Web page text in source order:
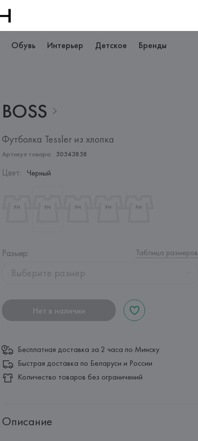
Обувь Интерьер Детское Бренды
BOSS
Футболка Tessler из хлопка
Артикул товара: 50543858
Цвет: Черный
Размер: Таблица размеров
Выберите размер
Нет в наличии
Бесплатная доставка за 2 часа по Минску
Быстрая доставка по Беларуси и России
Количество товаров без ограничений
Описание